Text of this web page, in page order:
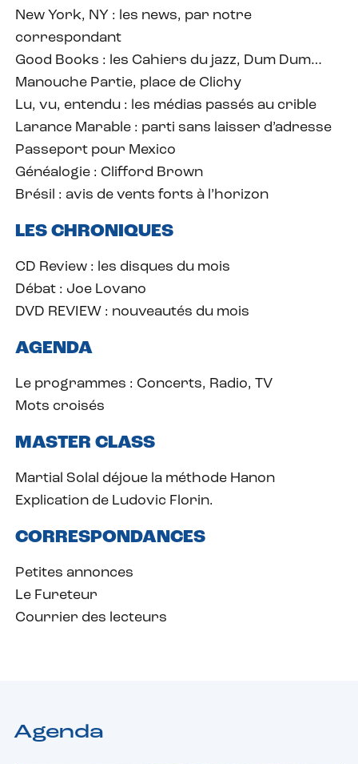
New York, NY : les news, par notre
correspondant
Good Books : les Cahiers du jazz, Dum Dum…
Manouche Partie, place de Clichy
Lu, vu, entendu : les médias passés au crible
Larance Marable : parti sans laisser d’adresse
Passeport pour Mexico
Généalogie : Clifford Brown
Brésil : avis de vents forts à l’horizon
LES CHRONIQUES
CD Review : les disques du mois
Débat : Joe Lovano
DVD REVIEW : nouveautés du mois
AGENDA
Le programmes : Concerts, Radio, TV
Mots croisés
MASTER CLASS
Martial Solal déjoue la méthode Hanon
Explication de Ludovic Florin.
CORRESPONDANCES
Petites annonces
Le Fureteur
Courrier des lecteurs
Agenda